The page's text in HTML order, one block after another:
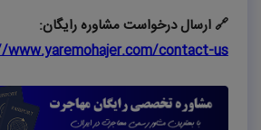
🔗 ارسال درخواست مشاوره رایگان:
contact-us